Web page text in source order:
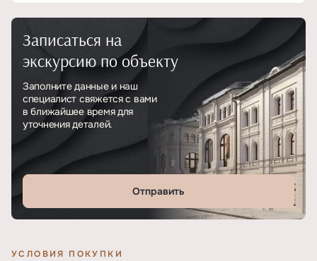
ТипЖК
Класс проекта
Этажность 13
Отделка Без отделки
Записаться на
экскурсию по объекту
Заполните данные и наш
специалист свяжется с вами
в ближайшее время для
уточнения деталей.
Отправить
УСЛОВИЯ ПОКУПКИ